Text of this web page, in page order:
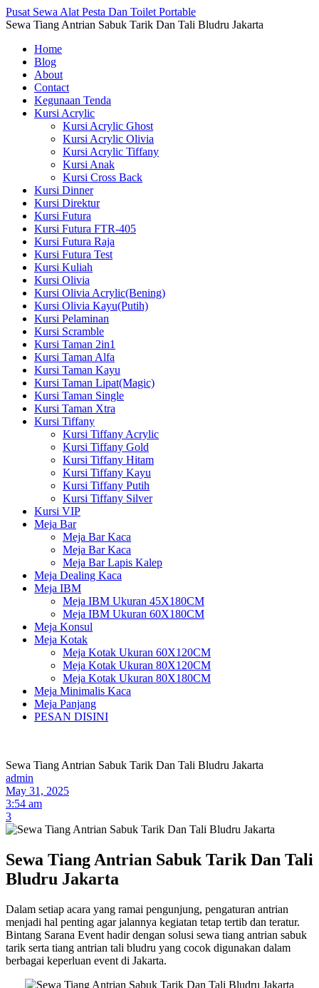
Pusat Sewa Alat Pesta Dan Toilet Portable
Sewa Tiang Antrian Sabuk Tarik Dan Tali Bludru Jakarta
Home
Blog
About
Contact
Kegunaan Tenda
Kursi Acrylic
Kursi Acrylic Ghost
Kursi Acrylic Olivia
Kursi Acrylic Tiffany
Kursi Anak
Kursi Cross Back
Kursi Dinner
Kursi Direktur
Kursi Futura
Kursi Futura FTR-405
Kursi Futura Raja
Kursi Futura Test
Kursi Kuliah
Kursi Olivia
Kursi Olivia Acrylic(Bening)
Kursi Olivia Kayu(Putih)
Kursi Pelaminan
Kursi Scramble
Kursi Taman 2in1
Kursi Taman Alfa
Kursi Taman Kayu
Kursi Taman Lipat(Magic)
Kursi Taman Single
Kursi Taman Xtra
Kursi Tiffany
Kursi Tiffany Acrylic
Kursi Tiffany Gold
Kursi Tiffany Hitam
Kursi Tiffany Kayu
Kursi Tiffany Putih
Kursi Tiffany Silver
Kursi VIP
Meja Bar
Meja Bar Kaca
Meja Bar Kaca
Meja Bar Lapis Kalep
Meja Dealing Kaca
Meja IBM
Meja IBM Ukuran 45X180CM
Meja IBM Ukuran 60X180CM
Meja Konsul
Meja Kotak
Meja Kotak Ukuran 60X120CM
Meja Kotak Ukuran 80X120CM
Meja Kotak Ukuran 80X180CM
Meja Minimalis Kaca
Meja Panjang
PESAN DISINI
Sewa Tiang Antrian Sabuk Tarik Dan Tali Bludru Jakarta
admin
May 31, 2025
3:54 am
3
Sewa Tiang Antrian Sabuk Tarik Dan Tali
Bludru Jakarta
Dalam setiap acara yang ramai pengunjung, pengaturan antrian
menjadi hal penting agar jalannya kegiatan tetap tertib dan teratur.
Bintang Sarana Event hadir dengan solusi sewa tiang antrian sabuk
tarik serta tiang antrian tali bludru yang cocok digunakan dalam
berbagai keperluan event di Jakarta.